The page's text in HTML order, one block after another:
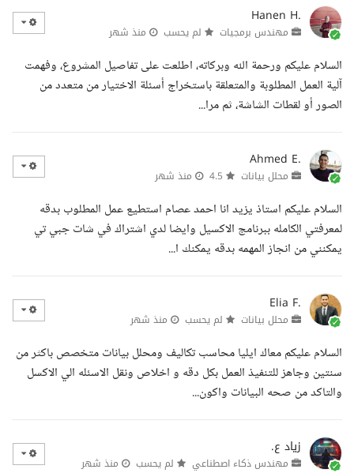
Hanen H.
مهندس برمجيات لم يحسب منذ شهر
السلام عليكم ورحمة الله وبركاته، اطلعت على تفاصيل المشروع، وفهمت
آلية العمل المطلوبة والمتعلقة باستخراج أسئلة الاختيار من متعدد من
الصور أو لقطات الشاشة، ثم مرا...
Ahmed E.
محلل بيانات منذ شهر
السلام عليكم استاذ يزيد انا احمد عصام استطيع عمل المطلوب بدقه
لمعرفتي الكامله ببرنامج الاكسيل وايضا لدي اشتراك في شات جبي تي
يمكنني من انجاز المهمه بدقه يمكنك ا...
Elia F.
محلل بيانات لم يحسب منذ شهر
السلام عليكم معاك ايليا محاسب تكاليف ومحلل بيانات متخصص باكثر من
سنتين وجاهز للتنفيذ العمل بكل دقه و اخلاص ونقل الاسئله الي الاكسل
والتاكد من صحه البيانات واكون...
زياد ع.
مهندس ذكاء اصطناعي لم يحسب منذ شهر